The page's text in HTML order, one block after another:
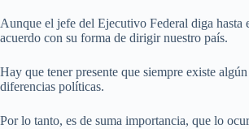
Aunque el jefe del Ejecutivo Federal diga hasta
acuerdo con su forma de dirigir nuestro país.
Hay que tener presente que siempre existe
diferencias políticas.
Por lo tanto, es de suma importancia, que lo